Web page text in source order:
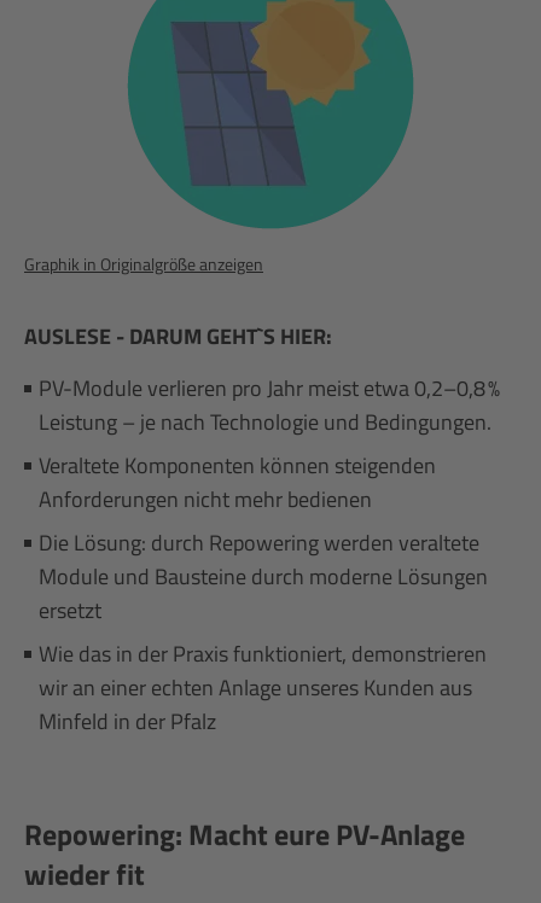
Graphik in Originalgröße anzeigen
AUSLESE - DARUM GEHT`S HIER:
PV-Module verlieren pro Jahr meist etwa 0,2–0,8 %
Leistung – je nach Technologie und Bedingungen.
Veraltete Komponenten können steigenden
Anforderungen nicht mehr bedienen
Die Lösung: durch Repowering werden veraltete
Module und Bausteine durch moderne Lösungen
ersetzt
Wie das in der Praxis funktioniert, demonstrieren
wir an einer echten Anlage unseres Kunden aus
Minfeld in der Pfalz
Repowering: Macht eure PV-Anlage
wieder fit